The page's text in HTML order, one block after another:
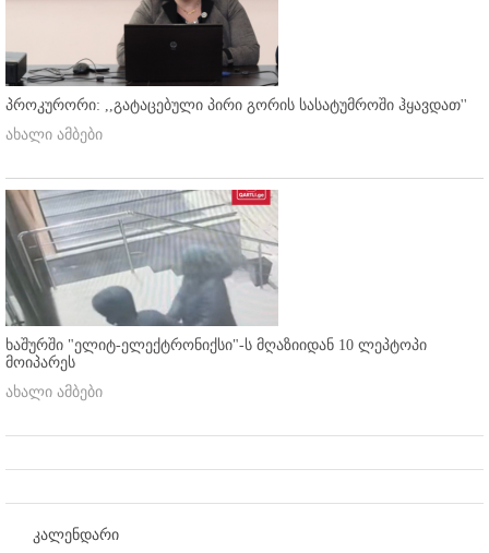
პროკურორი: ,,გატაცებული პირი გორის სასატუმროში ჰყავდათ''
ახალი ამბები
ხაშურში "ელიტ-ელექტრონიქსი"-ს მღაზიიდან 10 ლეპტოპი
მოიპარეს
ახალი ამბები
კალენდარი